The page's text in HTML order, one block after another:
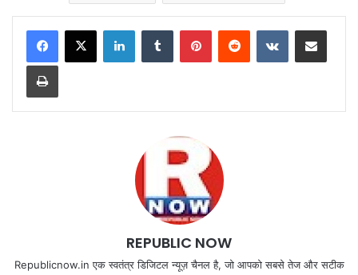
LinkedInTumblr PinterestReddit VKontakteShare via Email
Print
REPUBLIC NOW
Republicnow.in एक स्वतंत्र डिजिटल न्यूज़ चैनल है, जो आपको सबसे तेज और सटीक